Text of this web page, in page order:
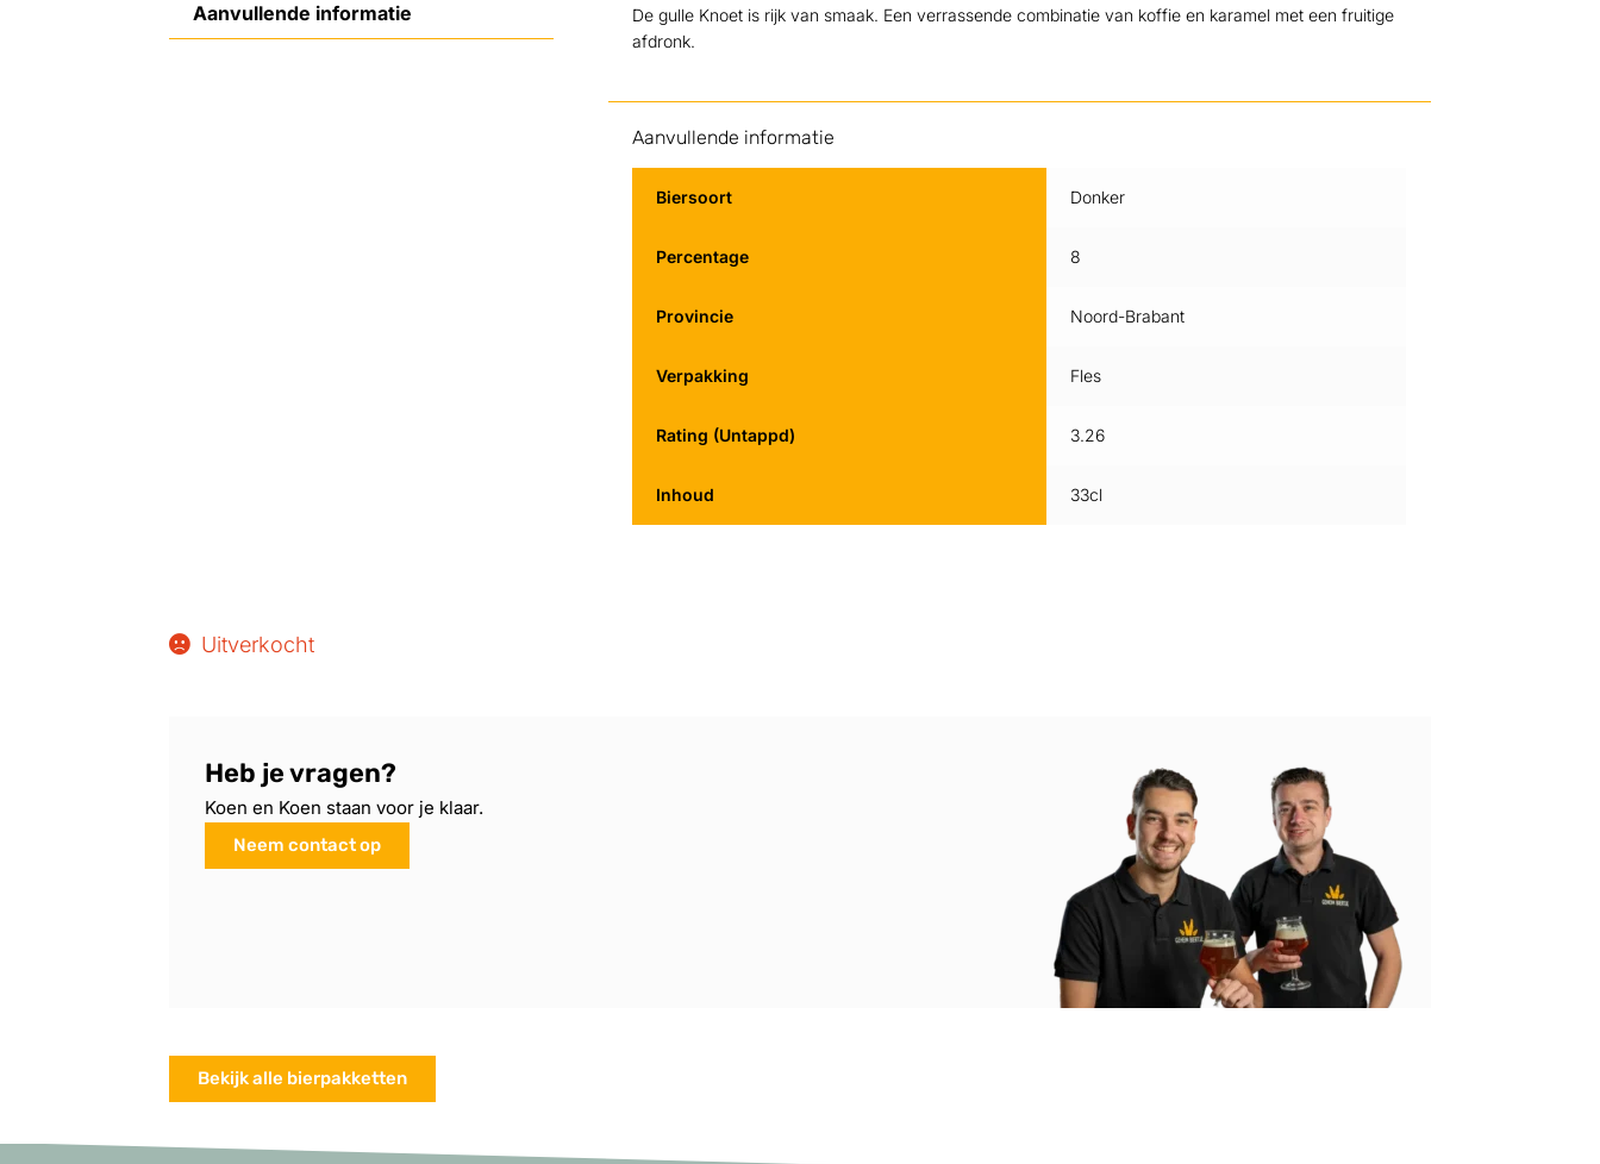
Aanvullende informatie
De gulle Knoet is rijk van smaak. Een verrassende combinatie van koffie en karamel met een fruitige
afdronk.
Aanvullende informatie
Biersoort Donker
Percentage 8
Provincie Noord-Brabant
Verpakking Fles
Rating (Untappd) 3.26
Inhoud 33cl
Uitverkocht
Heb je vragen?
Koen en Koen staan voor je klaar.
Neem contact op
Bekijk alle bierpakketten